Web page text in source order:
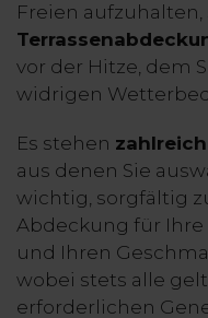
Freien aufzuhalten,
vor der Hitze, dem
widrigen
Es stehen
aus denen Sie
wichtig, sorgfältig
Abdeckung für
und Ihren
wobei stets alle
erforderlichen